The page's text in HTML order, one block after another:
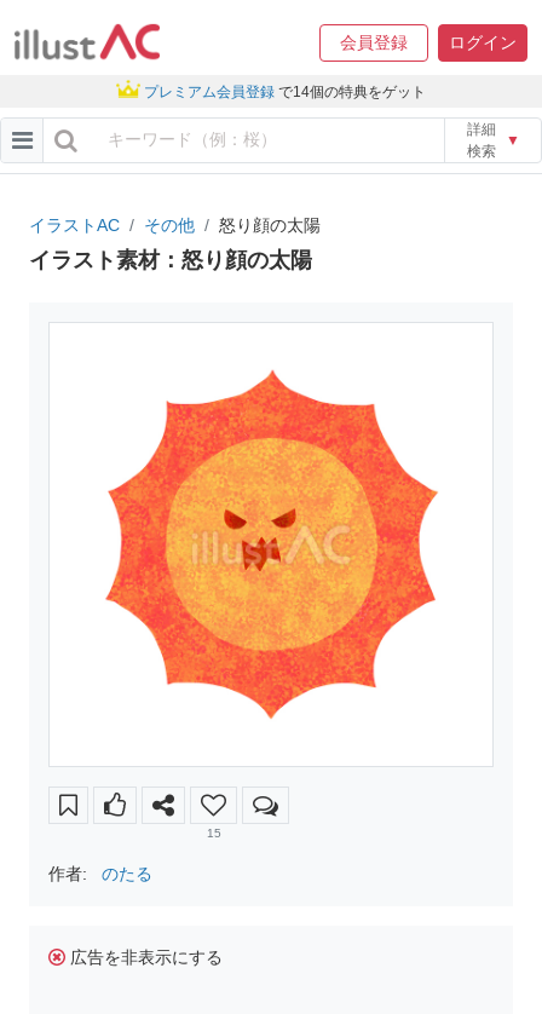
会員登録 ログイン
プレミアム会員登録 で14個の特典をゲット
詳細
検索
▼
イラストAC その他 怒り顔の太陽
イラスト素材：怒り顔の太陽
15
作者: のたる
広告を非表示にする